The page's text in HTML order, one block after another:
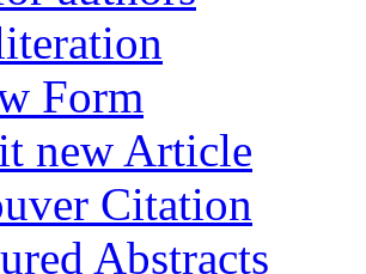
Form
new Article
Citation
Abstracts